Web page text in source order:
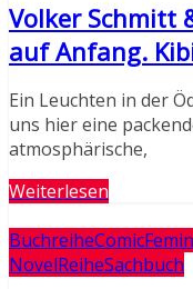
Volker Schmitt
auf Anfang.
Ein Leuchten in der
uns hier eine
atmosphärische,
Weiterlesen
BuchreiheComic
NovelReiheSachbuch